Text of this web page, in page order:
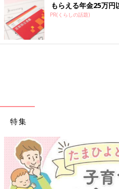
もらえる年金25万円
PR(くらしの話題)
特集
【ワクチン接種でき